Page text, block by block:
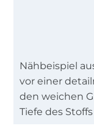
Nähbeispiel
vor einer
den weichen
Tiefe des